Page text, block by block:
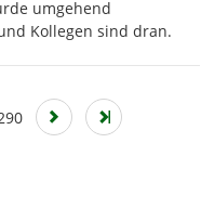
umgehend
Kollegen sind dran.